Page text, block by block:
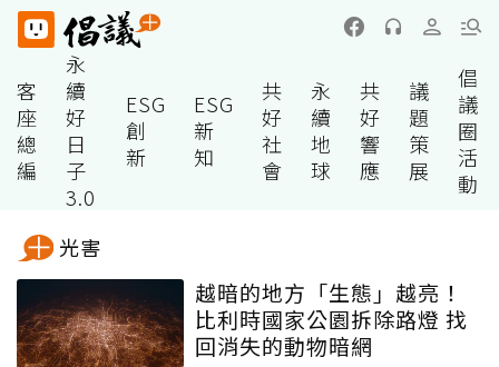
客
座
總
編
永
續
好
日
子
3.0
ESG
創
新
ESG
新
知
共
好
社
會
永
續
地
球
共
好
響
應
議
題
策
展
倡
議
圈
活
動
光害
越暗的地方「生態」越亮！
比利時國家公園拆除路燈 找
回消失的動物暗網